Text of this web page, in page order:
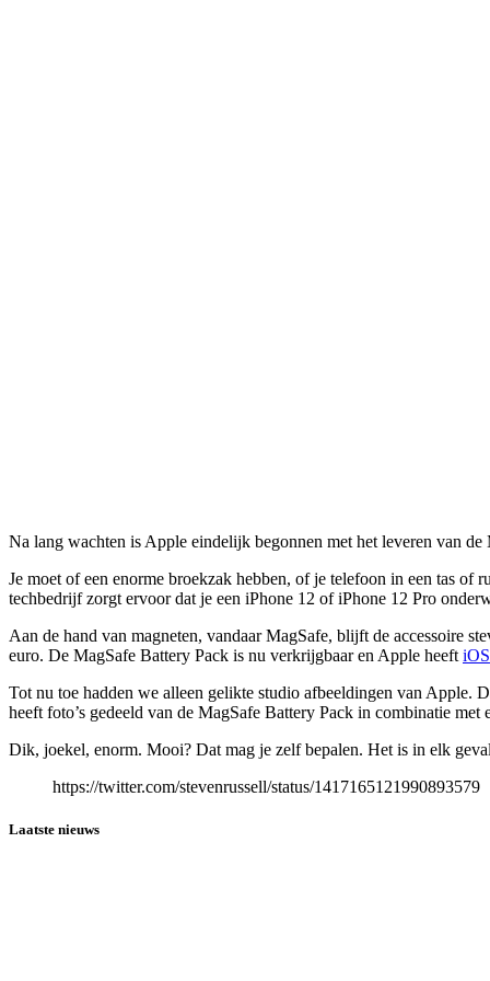
Na lang wachten is Apple eindelijk begonnen met het leveren van
Je moet of een enorme broekzak hebben, of je telefoon in een tas of
techbedrijf zorgt ervoor dat je een iPhone 12 of iPhone 12 Pro
Aan de hand van magneten, vandaar MagSafe, blijft de accessoire
euro. De MagSafe Battery Pack is nu verkrijgbaar en Apple heeft iOS
Tot nu toe hadden we alleen gelikte studio afbeeldingen van Apple.
heeft foto’s gedeeld van de MagSafe Battery Pack in combinatie met
Dik, joekel, enorm. Mooi? Dat mag je zelf bepalen. Het is in elk
https://twitter.com/stevenrussell/status/1417165121990893579
Laatste nieuws